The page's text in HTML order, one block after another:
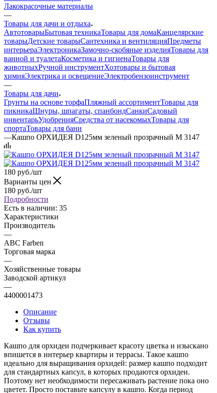
Лакокрасочные материалы
—
Товары для дачи и отдыха
АвтотоварыБытовая техникаТовары для домаКанцелярские
товарыДетские товарыСантехника и вентиляцияПредметы
интерьераЭлектроникаЗамочно-скобяные изделияТовары для
ванной и туалетаКосметика и гигиенаТовары для
животныхРучной инструментХозтовары и бытовая
химияЭлектрика и освещениеЭлектробензоинструмент
—
Товары для дачи
Грунты на основе торфаПляжный ассортиментТовары для
пикникаШнуры, шпагаты, спанбондСанкиСадовый
инвентарьУдобренияСредства от насекомыхТовары для
спортаТовары для бани
—Кашпо ОРХИДЕЯ D125мм зеленый прозрачный М 3147
180 руб./шт
Варианты цен
180 руб./шт
Подробности
Есть в наличии: 35
Характеристики
Производитель
—
ABC Farben
Торговая марка
—
Хозяйственные товары
Заводской артикул
—
4400001473
Описание
Отзывы
Как купить
Кашпо для орхидеи подчеркивает красоту цветка и изыскано
впишется в интерьер квартиры и террасы. Такое кашпо
идеально для выращивания орхидей: размер кашпо подходит
для стандартных капсул, в которых продаются орхидеи.
Поэтому нет необходимости пересаживать растение пока оно
цветет. Просто поставьте капсулу в кашпо. Когда период